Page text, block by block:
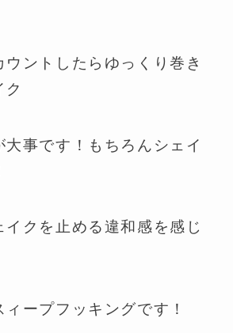
ウントしたらゆっくり巻き
ク
大事です！もちろんシェイ
イクを止める違和感を感じ
ープフッキングです！